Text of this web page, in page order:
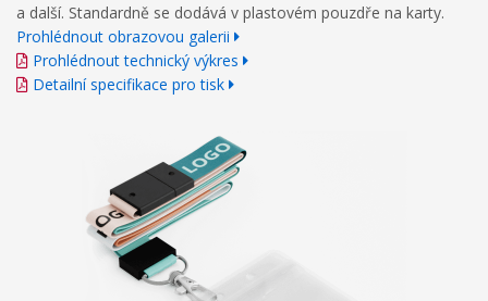
a další. Standardně se dodává v plastovém pouzdře na karty.
Prohlédnout obrazovou galerii
Prohlédnout technický výkres
Detailní specifikace pro tisk